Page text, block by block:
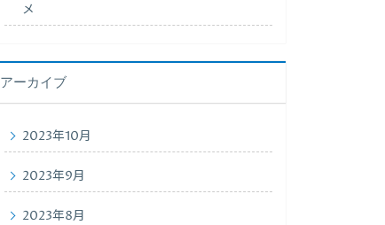
メ
アーカイブ
2023年10月
2023年9月
2023年8月